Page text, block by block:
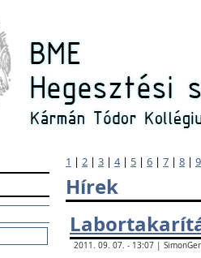
1 | 2 | 3 | 4| 5 | 6 | 7 | 8 | 9
Hírek
2011. 09. 07. - 13:07 |